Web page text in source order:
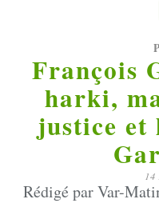
François
harki,
justice et
Rédigé par Var-